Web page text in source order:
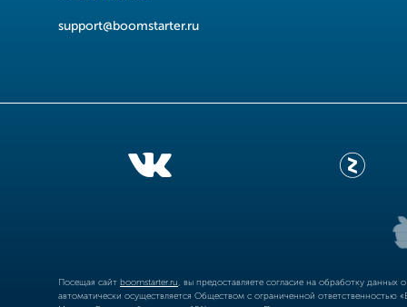
support@boomstarter.ru
Посещая сайт boomstarter.ru , вы предоставляете согласие на обработку
автоматически осуществляется Обществом с ограниченной